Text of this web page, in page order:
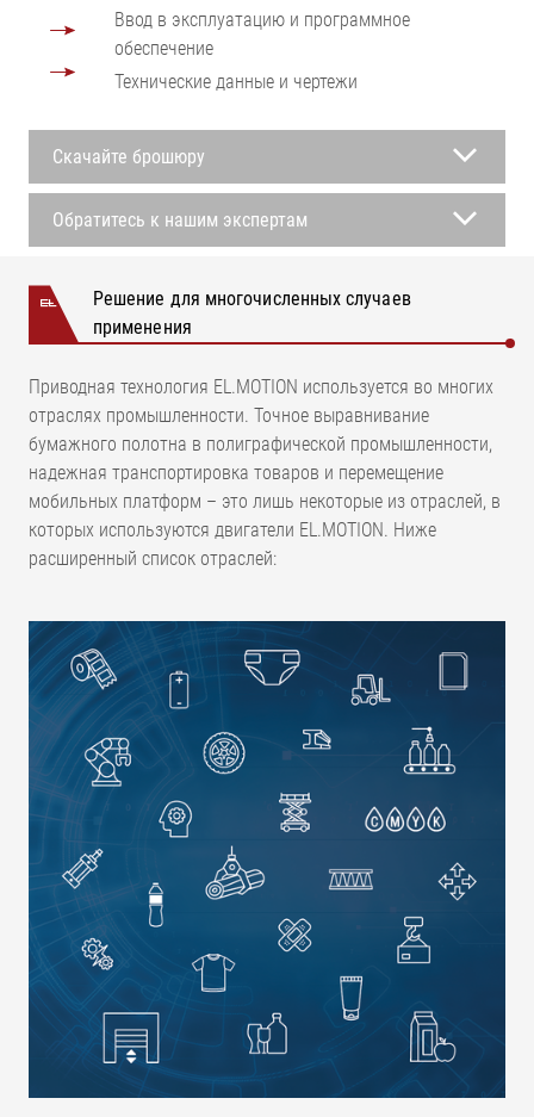
Ввод в эксплуатацию и программное
обеспечение
Технические данные и чертежи
Скачайте брошюру
Обратитесь к нашим экспертам
Решение для многочисленных случаев
применения
Приводная технология EL.MOTION используется во многих
отраслях промышленности. Точное выравнивание
бумажного полотна в полиграфической промышленности,
надежная транспортировка товаров и перемещение
мобильных платформ – это лишь некоторые из отраслей, в
которых используются двигатели EL.MOTION. Ниже
расширенный список отраслей: